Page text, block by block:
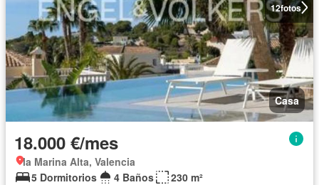
12fotos
Casa
18.000 €/mes
la Marina Alta, Valencia
5 Dormitorios
4 Baños
230 m²